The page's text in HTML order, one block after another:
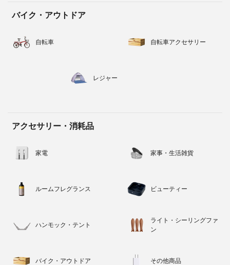
バイク・アウトドア
自転車 自転車アクセサリー
レジャー
アクセサリー・消耗品
家電 家事・生活雑貨
ルームフレグランス ビューティー
ハンモック・テント
ライト・シーリングファ
ン
バイク・アウトドア その他商品